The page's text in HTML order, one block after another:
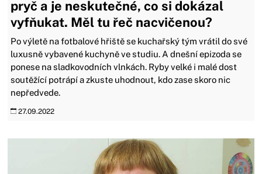
pryč a je neskutečné, co si dokázal
vyfňukat. Měl tu řeč nacvičenou?
Po výletě na fotbalové hřiště se kuchařský tým vrátil do své
luxusně vybavené kuchyně ve studiu. A dnešní epizoda se
ponese na sladkovodních vlnkách. Ryby velké i malé dost
soutěžící potrápí a zkuste uhodnout, kdo zase skoro nic
nepředvede.
27.09.2022